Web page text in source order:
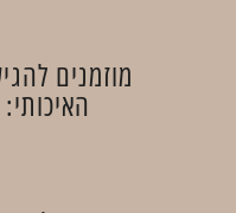
מוזמנים